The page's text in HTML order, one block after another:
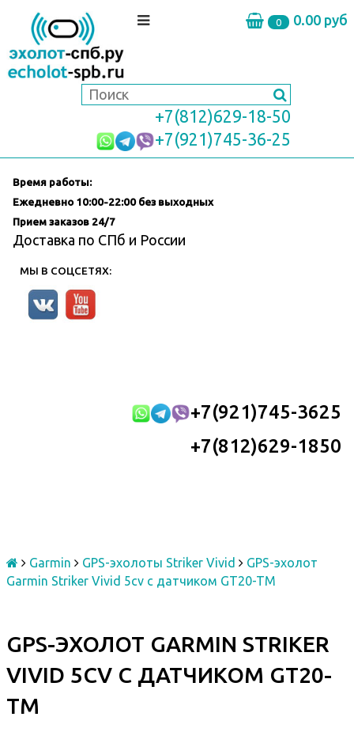
0 0.00 руб
+7(812)629-18-50
+7(921)745-36-25
Время работы:
Ежедневно 10:00-22:00 без выходных
Прием заказов 24/7
Доставка по СПб и России
МЫ В СОЦСЕТЯХ:
+7(921)745-3625
+7(812)629-1850
Garmin GPS-эхолоты Striker Vivid
GPS-эхолот
Garmin Striker Vivid 5cv с датчиком GT20-TM
GPS-ЭХОЛОТ GARMIN STRIKER
VIVID 5CV С ДАТЧИКОМ GT20-
TM